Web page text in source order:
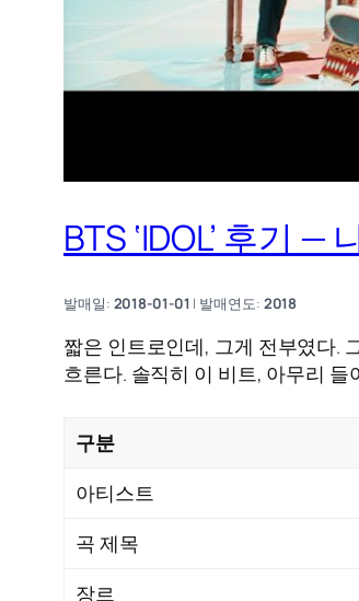
BTS ‘IDOL’ 후기
발매일: 2018-01-01 | 발매연도: 2018
짧은 인트로인데, 그게 전부였다.
흐른다. 솔직히 이 비트, 아무리
구분
아티스트
곡 제목
장르